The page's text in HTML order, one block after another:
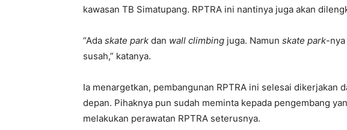
kawasan TB Simatupang. RPTRA ini nantinya juga akan
“Ada skate park dan wall climbing juga. Namun skate park-
susah,” katanya.
Ia menargetkan, pembangunan RPTRA ini selesai dikerjakan
depan. Pihaknya pun sudah meminta kepada pengembang
melakukan perawatan RPTRA seterusnya.